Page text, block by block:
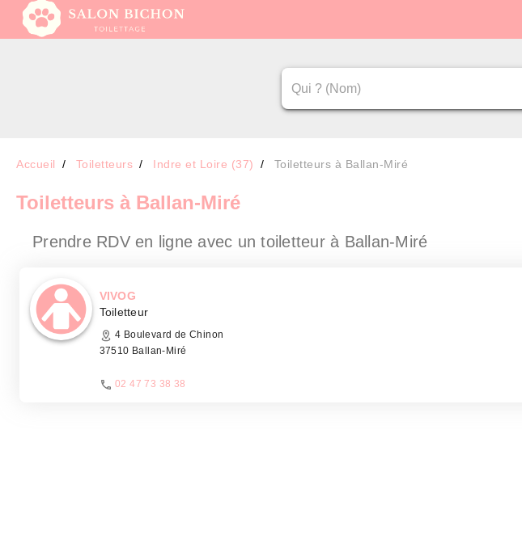
Accueil Toiletteurs Indre et Loire (37) Toiletteurs à Ballan-Miré
Toiletteurs à Ballan-Miré
Prendre RDV en ligne avec un toiletteur à Ballan-Miré
VIVOG
Toiletteur
4 Boulevard de Chinon
37510 Ballan-Miré
02 47 73 38 38